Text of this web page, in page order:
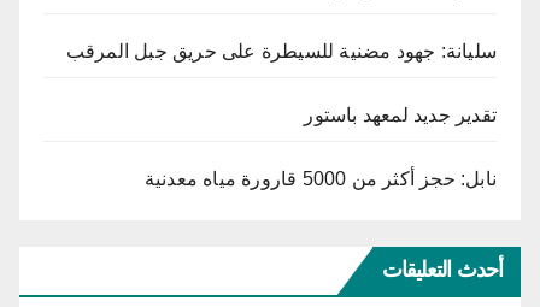
سليانة: جهود مضنية للسيطرة على حريق جبل المرقب
تقدير جديد لمعهد باستور
نابل: حجز أكثر من 5000 قارورة مياه معدنية
أحدث التعليقات